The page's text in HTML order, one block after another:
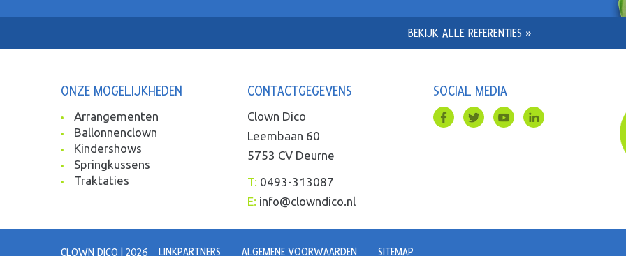
BEKIJK ALLE REFERENTIES »
ONZE MOGELIJKHEDEN
Arrangementen
Ballonnenclown
Kindershows
Springkussens
Traktaties
CONTACTGEGEVENS
Clown Dico
Leembaan 60
5753 CV Deurne
T: 0493-313087
E: info@clowndico.nl
SOCIAL MEDIA
CLOWN DICO | 2026 LINKPARTNERS ALGEMENE VOORWAARDEN SITEMAP